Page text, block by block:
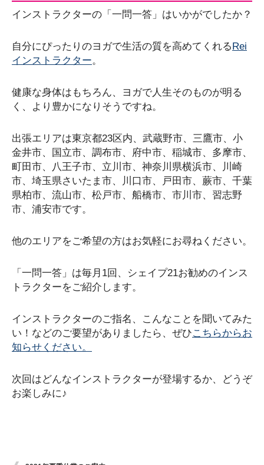
インストラクターの「一問一答」はいかがでしたか？
自分にぴったりのヨガで生活の質を高めてくれるRei
インストラクター。
健康な身体はもちろん、ヨガで人生そのものが明る
く、より豊かになりそうですね。
出張エリアは東京都23区内、武蔵野市、三鷹市、小
金井市、国立市、調布市、府中市、稲城市、多摩市、
町田市、八王子市、立川市、神奈川県横浜市、川崎
市、埼玉県さいたま市、川口市、戸田市、蕨市、千葉
県柏市、流山市、松戸市、船橋市、市川市、習志野
市、浦安市です。
他のエリアをご希望の方はお気軽にお尋ねください。
「一問一答」は毎月1回、シェイプ21お勧めのインス
トラクターをご紹介します。
インストラクターのご指名、こんなことを聞いてみた
い！などのご要望がありましたら、ぜひこちらからお
知らせください。
次回はどんなインストラクターが登場するか、どうぞ
お楽しみに♪